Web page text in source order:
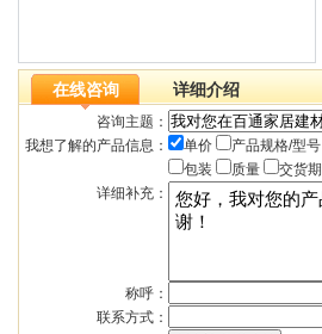
在线咨询 详细介绍
咨询主题：
我想了解的产品信息：
单价 产品规格/型号
包装
质量 交货期
详细补充：
称呼：
联系方式：